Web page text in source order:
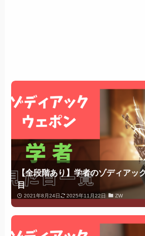
【全段階あり】学者のゾディアッ
目
2021年8月24日 2025年11月22日 ZW